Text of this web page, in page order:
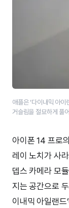
애플은 ‘다이내믹 아
거슬림을 절묘하게 풀
아이폰 14 프로
레이 노치가 사
뎁스 카메라 모
지는 공간으로
이내믹 아일랜